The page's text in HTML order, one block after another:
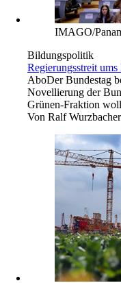
IMAGO/
Bildungspolitik
Regierungsstreit
AboDer Bundestag
Novellierung der
Grünen-Fraktion
Von Ralf Wurzbacher